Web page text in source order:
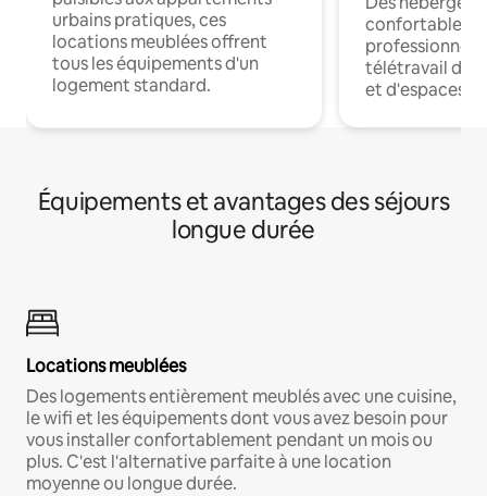
urbains pratiques, ces
locations meublées offrent
tous les équipements d'un
logement standard.
confortables
professionnels
télétravail
et d'espaces
Équipements et avantages des séjours
longue durée
Locations meublées
Des logements entièrement meublés avec une cuisine,
le wifi et les équipements dont vous avez besoin pour
vous installer confortablement pendant un mois ou
plus. C'est l'alternative parfaite à une location
moyenne ou longue durée.